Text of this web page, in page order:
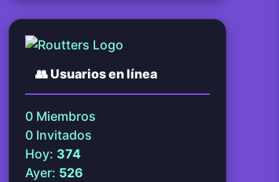
👥Usuarios en línea
0 Miembros
0 Invitados
Hoy: 374
Ayer: 526